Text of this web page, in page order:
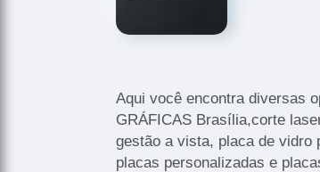
Aqui você encontra diversas
GRÁFICAS Brasília,corte
gestão a vista, placa de vidro
placas personalizadas e